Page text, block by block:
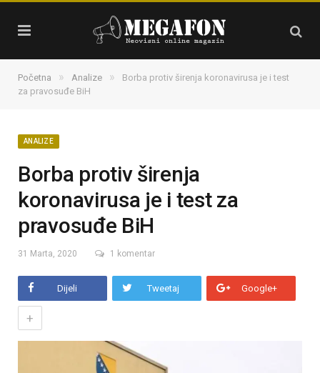
Početna » Analize »
Borba protiv širenja koronavirusa je i test
za pravosuđe BiH
ANALIZE
Borba protiv širenja
koronavirusa je i test za
pravosuđe BiH
31 Marta, 2020 1 komentar
Dijeli Tweetaj Google+
+